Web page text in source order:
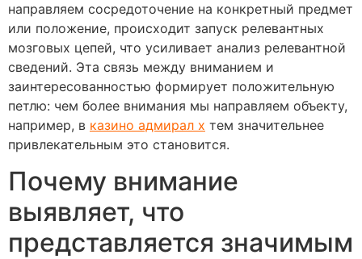
направляем сосредоточение на конкретный предмет
или положение, происходит запуск релевантных
мозговых цепей, что усиливает анализ релевантной
сведений. Эта связь между вниманием и
заинтересованностью формирует положительную
петлю: чем более внимания мы направляем объекту,
например, в казино адмирал х тем значительнее
привлекательным это становится.
Почему внимание
выявляет, что
представляется значимым